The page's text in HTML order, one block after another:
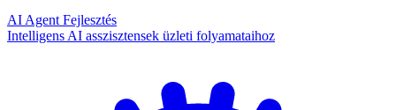
AI Agent Fejlesztés
Intelligens AI asszisztensek üzleti folyamataihoz